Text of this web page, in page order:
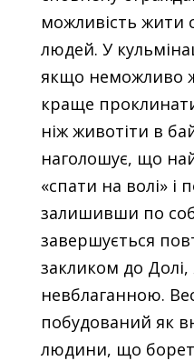
можливість жити
людей. У
якщо неможливо
краще
ніж животіти в
наголошує, що
«спати на волі» і
залишивши по
завершується
закликом до
невблаганною.
побудований як
людини, що